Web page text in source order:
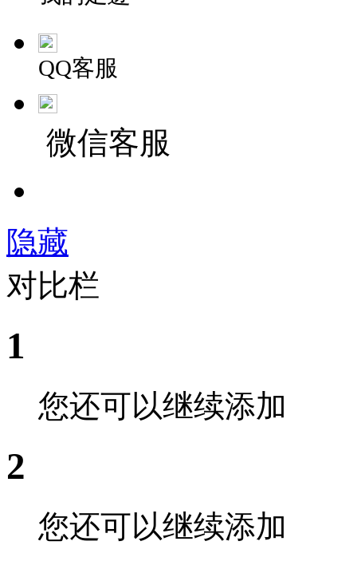
QQ客服
微信客服
隐藏
对比栏
1
您还可以继续添加
2
您还可以继续添加